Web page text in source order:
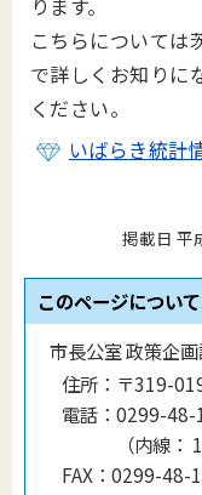
ります。
こちらについては
で詳しくお知りに
ください。
いばらき統計
掲載日 平
このページについ
市長公室 政策企
住所： 〒319-
電話： 0299-48-
（内線 ：
FAX： 0299-48-